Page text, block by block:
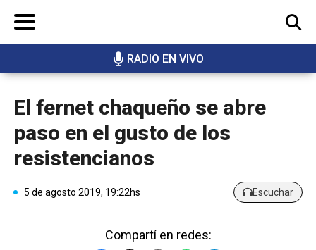
RADIO EN VIVO
BUSCAR
El fernet chaqueño se abre
paso en el gusto de los
resistencianos
5 de agosto 2019, 19:22hs Escuchar
Compartí en redes: